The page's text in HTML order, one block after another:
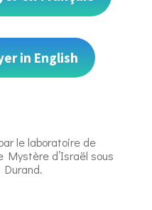
in English
le laboratoire de
Mystère d’Israël sous